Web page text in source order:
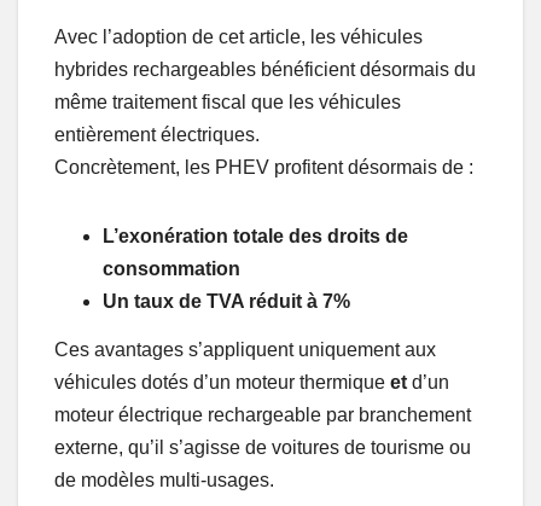
Avec l’adoption de cet article, les véhicules
hybrides rechargeables bénéficient désormais du
même traitement fiscal que les véhicules
entièrement électriques.
Concrètement, les PHEV profitent désormais de :
L’exonération totale des droits de
consommation
Un taux de TVA réduit à 7%
Ces avantages s’appliquent uniquement aux
véhicules dotés d’un moteur thermique et d’un
moteur électrique rechargeable par branchement
externe, qu’il s’agisse de voitures de tourisme ou
de modèles multi-usages.